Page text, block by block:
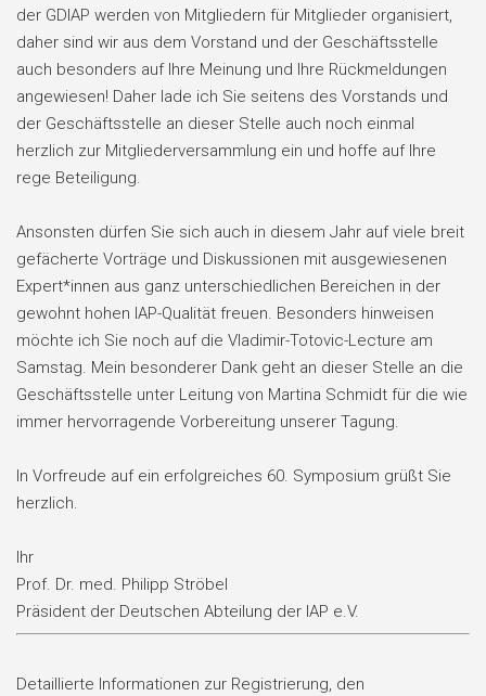
der GDIAP werden von Mitgliedern für Mitglieder organisiert,
daher sind wir aus dem Vorstand und der Geschäftsstelle
auch besonders auf Ihre Meinung und Ihre Rückmeldungen
angewiesen! Daher lade ich Sie seitens des Vorstands und
der Geschäftsstelle an dieser Stelle auch noch einmal
herzlich zur Mitgliederversammlung ein und hoffe auf Ihre
rege Beteiligung.
Ansonsten dürfen Sie sich auch in diesem Jahr auf viele breit
gefächerte Vorträge und Diskussionen mit ausgewiesenen
Expert*innen aus ganz unterschiedlichen Bereichen in der
gewohnt hohen IAP-Qualität freuen. Besonders hinweisen
möchte ich Sie noch auf die Vladimir-Totovic-Lecture am
Samstag. Mein besonderer Dank geht an dieser Stelle an die
Geschäftsstelle unter Leitung von Martina Schmidt für die wie
immer hervorragende Vorbereitung unserer Tagung.
In Vorfreude auf ein erfolgreiches 60. Symposium grüßt Sie
herzlich.
Ihr
Prof. Dr. med. Philipp Ströbel
Präsident der Deutschen Abteilung der IAP e.V.
Detaillierte Informationen zur Registrierung, den